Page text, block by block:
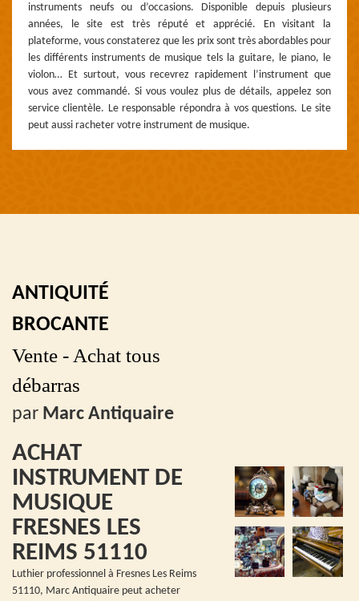
instruments neufs ou d’occasions. Disponible depuis plusieurs
années, le site est très réputé et apprécié. En visitant la
plateforme, vous constaterez que les prix sont très abordables pour
les différents instruments de musique tels la guitare, le piano, le
violon… Et surtout, vous recevrez rapidement l’instrument que
vous avez commandé. Si vous voulez plus de détails, appelez son
service clientèle. Le responsable répondra à vos questions. Le site
peut aussi racheter votre instrument de musique.
ANTIQUITÉ
BROCANTE
Vente - Achat tous
débarras
par Marc Antiquaire
ACHAT
INSTRUMENT DE
MUSIQUE
FRESNES LES
REIMS 51110
Luthier professionnel à Fresnes Les Reims
51110, Marc Antiquaire peut acheter